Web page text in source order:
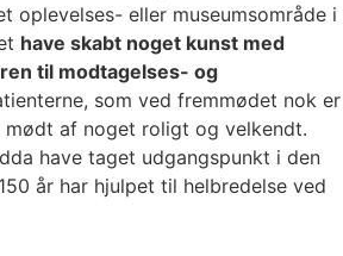
oplevelses- eller museumsområde i
have skabt noget kunst med
til modtagelses- og
som ved fremmødet nok er
mødt af noget roligt og velkendt.
have taget udgangspunkt i den
år har hjulpet til helbredelse ved